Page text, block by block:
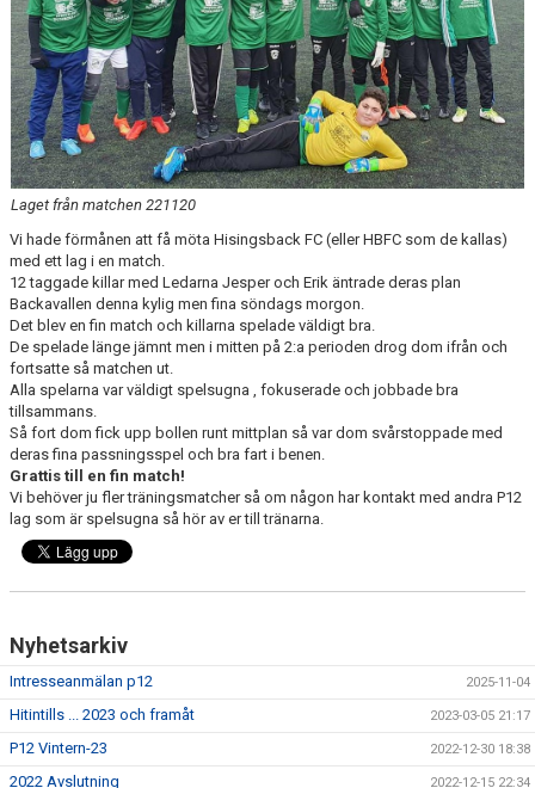
KONTAKT
Laget från matchen 221120
Vi hade förmånen att få möta Hisingsback FC (eller HBFC som de kallas)
med ett lag i en match.
12 taggade killar med Ledarna Jesper och Erik äntrade deras plan
Backavallen denna kylig men fina söndags morgon.
Det blev en fin match och killarna spelade väldigt bra.
De spelade länge jämnt men i mitten på 2:a perioden drog dom ifrån och
fortsatte så matchen ut.
Alla spelarna var väldigt spelsugna , fokuserade och jobbade bra
tillsammans.
Så fort dom fick upp bollen runt mittplan så var dom svårstoppade med
deras fina passningsspel och bra fart i benen.
Grattis till en fin match!
Vi behöver ju fler träningsmatcher så om någon har kontakt med andra P12
lag som är spelsugna så hör av er till tränarna.
Nyhetsarkiv
Intresseanmälan p12 2025-11-04
Hitintills ... 2023 och framåt 2023-03-05 21:17
P12 Vintern-23 2022-12-30 18:38
2022 Avslutning 2022-12-15 22:34